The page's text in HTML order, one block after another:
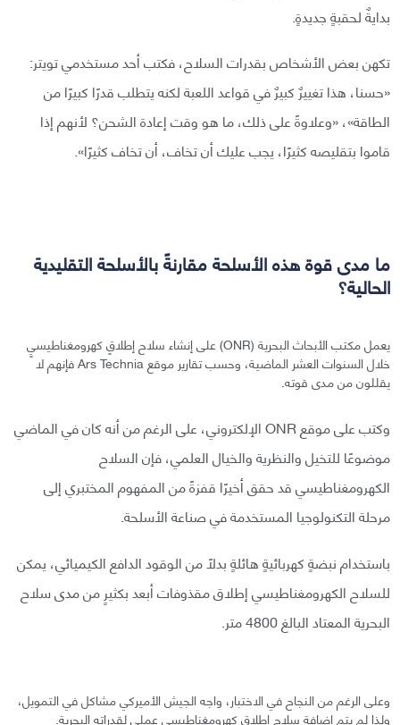
بدايةٌ لحقبةٍ جديدةٍ.
تكهن بعض الأشخاص بقدرات السلاح، فكتب أحد مستخدمي تويتر:
«حسنا، هذا تغييرٌ كبيرٌ في قواعد اللعبة لكنه يتطلب قدرًا كبيرًا من
الطاقة»، «وعلاوةً على ذلك، ما هو وقت إعادة الشحن؟ لأنهم إذا
قاموا بتقليصه كثيرًا، يجب عليك أن تخاف، أن تخاف كثيرًا».
ما مدى قوة هذه الأسلحة مقارنةً بالأسلحة التقليدية
الحالية؟
يعمل مكتب الأبحاث البحرية (ONR) على إنشاء سلاح إطلاقٍ كهرومغناطيسيٍ
خلال السنوات العشر الماضية، وحسب تقارير موقع Ars Technia فإنهم لا
يقللون من مدى قوته.
وكتب على موقع ONR الإلكتروني، على الرغم من أنه كان في الماضي
موضوعًا للتخيل والنظرية والخيال العلمي، فإن السلاح
الكهرومغناطيسي قد حقق أخيرًا قفزةً من المفهوم المختبري إلى
مرحلة التكنولوجيا المستخدمة في صناعة الأسلحة.
باستخدام نبضةٍ كهربائيةٍ هائلةٍ بدلًا من الوقود الدافع الكيميائي، يمكن
للسلاح الكهرومغناطيسي إطلاق مقذوفات أبعد بكثيرٍ من مدى سلاح
البحرية المعتاد البالغ 4800 متر.
وعلى الرغم من النجاح في الاختبار، واجه الجيش الأميركي مشاكل في التمويل،
ولذا لم يتم إضافة سلاح إطلاقٍ كهرومغناطيسيٍ عمليٍ لقدراته البحرية.